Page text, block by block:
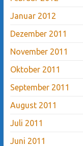
Januar 2012
Dezember 2011
November 2011
Oktober 2011
September 2011
August 2011
Juli 2011
Juni 2011